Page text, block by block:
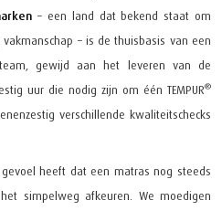
– een land dat bekend staat om
– is de thuisbasis van een
gewijd aan het leveren van de
uur die nodig zijn om één TEMPUR®
verschillende kwaliteitschecks
heeft dat een matras nog steeds
simpelweg afkeuren. We moedigen